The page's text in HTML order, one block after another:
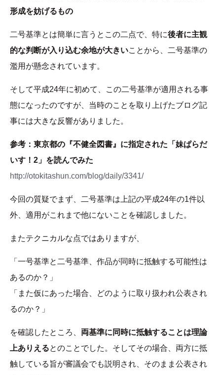
形成を妨げるもの
二号基準とは簡単に言うとこの二点で、特に後者に主観
的な判断が入り込む余地が大きいことから、二号基準の
濫用が懸念されています。
そして平成24年に初めて、この二号基準が適用される事
態になったのですが、当時のことを取り上げたブログ記
事には大きな反響がありました。
参考：東京都の『不健全図書』に指定された「妹ぱらだ
いす！2」を読んでみた
http://otokitashun.com/blog/daily/3341/
今回の質疑でまず、二号基準は上記の平成24年の1件以
外、適用がこれまで他にないことを確認しました。
またテクニカルな点ではありますが、
「一号基準と二号基準、作品が同時に抵触する可能性は
あるのか？」
「また仮にあった場合、どのように取り扱われ公表され
るのか？」
を確認したところ、 両基準に同時に抵触することは理論
上ありえるとのことでした。そしてその場合、両方に抵
触している旨が審議会でも説明され、そのまま公表され